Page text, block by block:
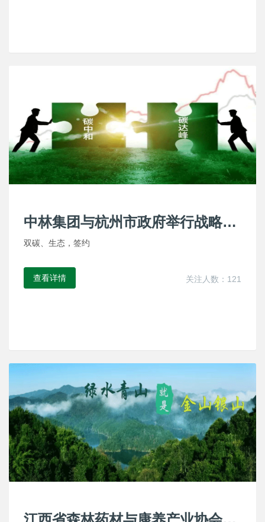
中林集团与杭州市政府举行战略合
作签约暨双碳平台揭牌仪式
双碳、生态，签约
查看详情 关注人数：121